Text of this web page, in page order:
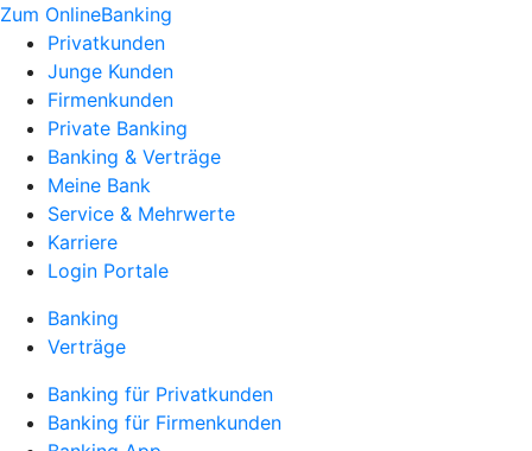
Zum OnlineBanking
Privatkunden
Junge Kunden
Firmenkunden
Private Banking
Banking & Verträge
Meine Bank
Service & Mehrwerte
Karriere
Login Portale
Banking
Verträge
Banking für Privatkunden
Banking für Firmenkunden